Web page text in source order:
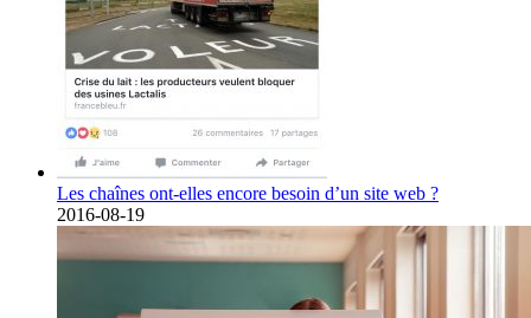
Les chaînes ont-elles encore besoin d’un site web ?
2016-08-19